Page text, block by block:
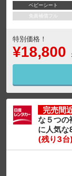
ベビーシート
免責補償フル
特別価格！
¥18,800
完売間
な５つの
に人気な
(残り3台)